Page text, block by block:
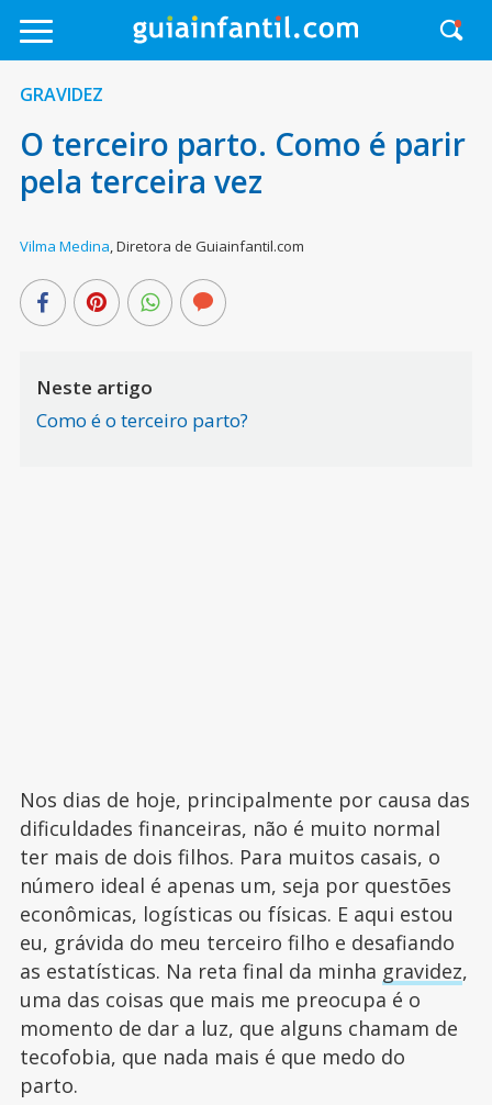
GRAVIDEZ
O terceiro parto. Como é parir
pela terceira vez
Vilma Medina,Diretora de Guiainfantil.com
Neste artigo
Como é o terceiro parto?
Nos dias de hoje, principalmente por causa das
dificuldades financeiras, não é muito normal
ter mais de dois filhos. Para muitos casais, o
número ideal é apenas um, seja por questões
econômicas, logísticas ou físicas. E aqui estou
eu, grávida do meu terceiro filho e desafiando
as estatísticas. Na reta final da minha gravidez,
uma das coisas que mais me preocupa é o
momento de dar a luz, que alguns chamam de
tecofobia, que nada mais é que medo do
parto.